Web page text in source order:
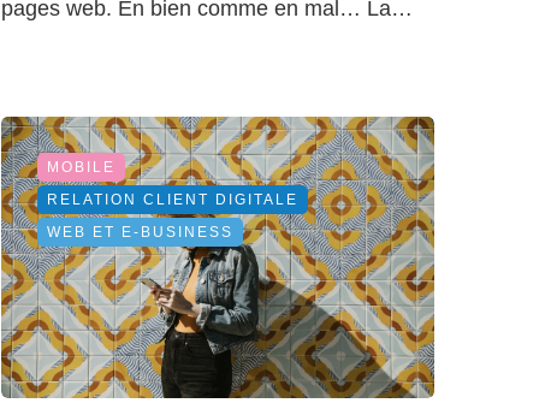
pages web. En bien comme en mal… La…
MOBILE
RELATION CLIENT DIGITALE
WEB ET E-BUSINESS